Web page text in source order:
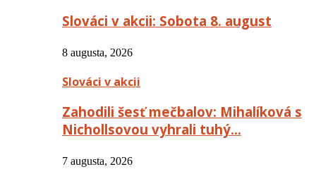
Slováci v akcii: Sobota 8. august
8 augusta, 2026
Slováci v akcii
Zahodili šesť mečbalov: Mihalíková s
Nichollsovou vyhrali tuhý…
7 augusta, 2026